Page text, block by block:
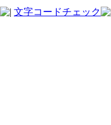
文字コードチェック